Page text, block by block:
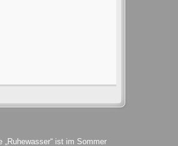
ist im Sommer